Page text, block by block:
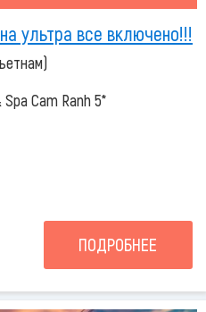
ультра все включено!!!
Cam Ranh 5*
ПОДРОБНЕЕ